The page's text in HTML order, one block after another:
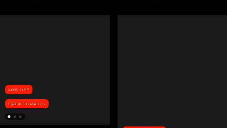
40% OFF
FRETE GRÁTIS